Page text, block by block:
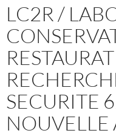
LC2R /
SECURITE
NOUVELLE